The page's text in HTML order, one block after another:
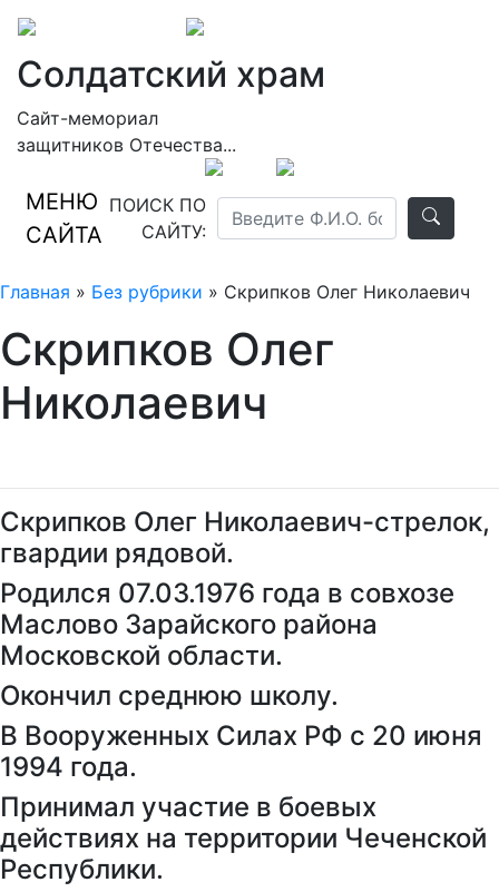
Солдатский храм
Сайт-мемориал
защитников Отечества...
МЕНЮ
САЙТА
ПОИСК ПО
САЙТУ:
Главная » Без рубрики » Скрипков Олег Николаевич
Скрипков Олег
Николаевич
Скрипков Олег Николаевич-стрелок,
гвардии рядовой.
Родился 07.03.1976 года в совхозе
Маслово Зарайского района
Московской области.
Окончил среднюю школу.
В Вооруженных Силах РФ с 20 июня
1994 года.
Принимал участие в боевых
действиях на территории Чеченской
Республики.